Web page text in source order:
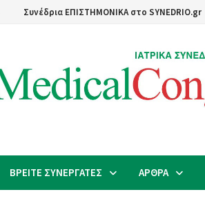
Συνέδρια ΕΠΙΣΤΗΜΟΝΙΚΑ στο SYNEDRIO.gr
ΒΡΕΙΤΕ ΣΥΝΕΡΓΑΤΕΣ ΑΡΘΡΑ